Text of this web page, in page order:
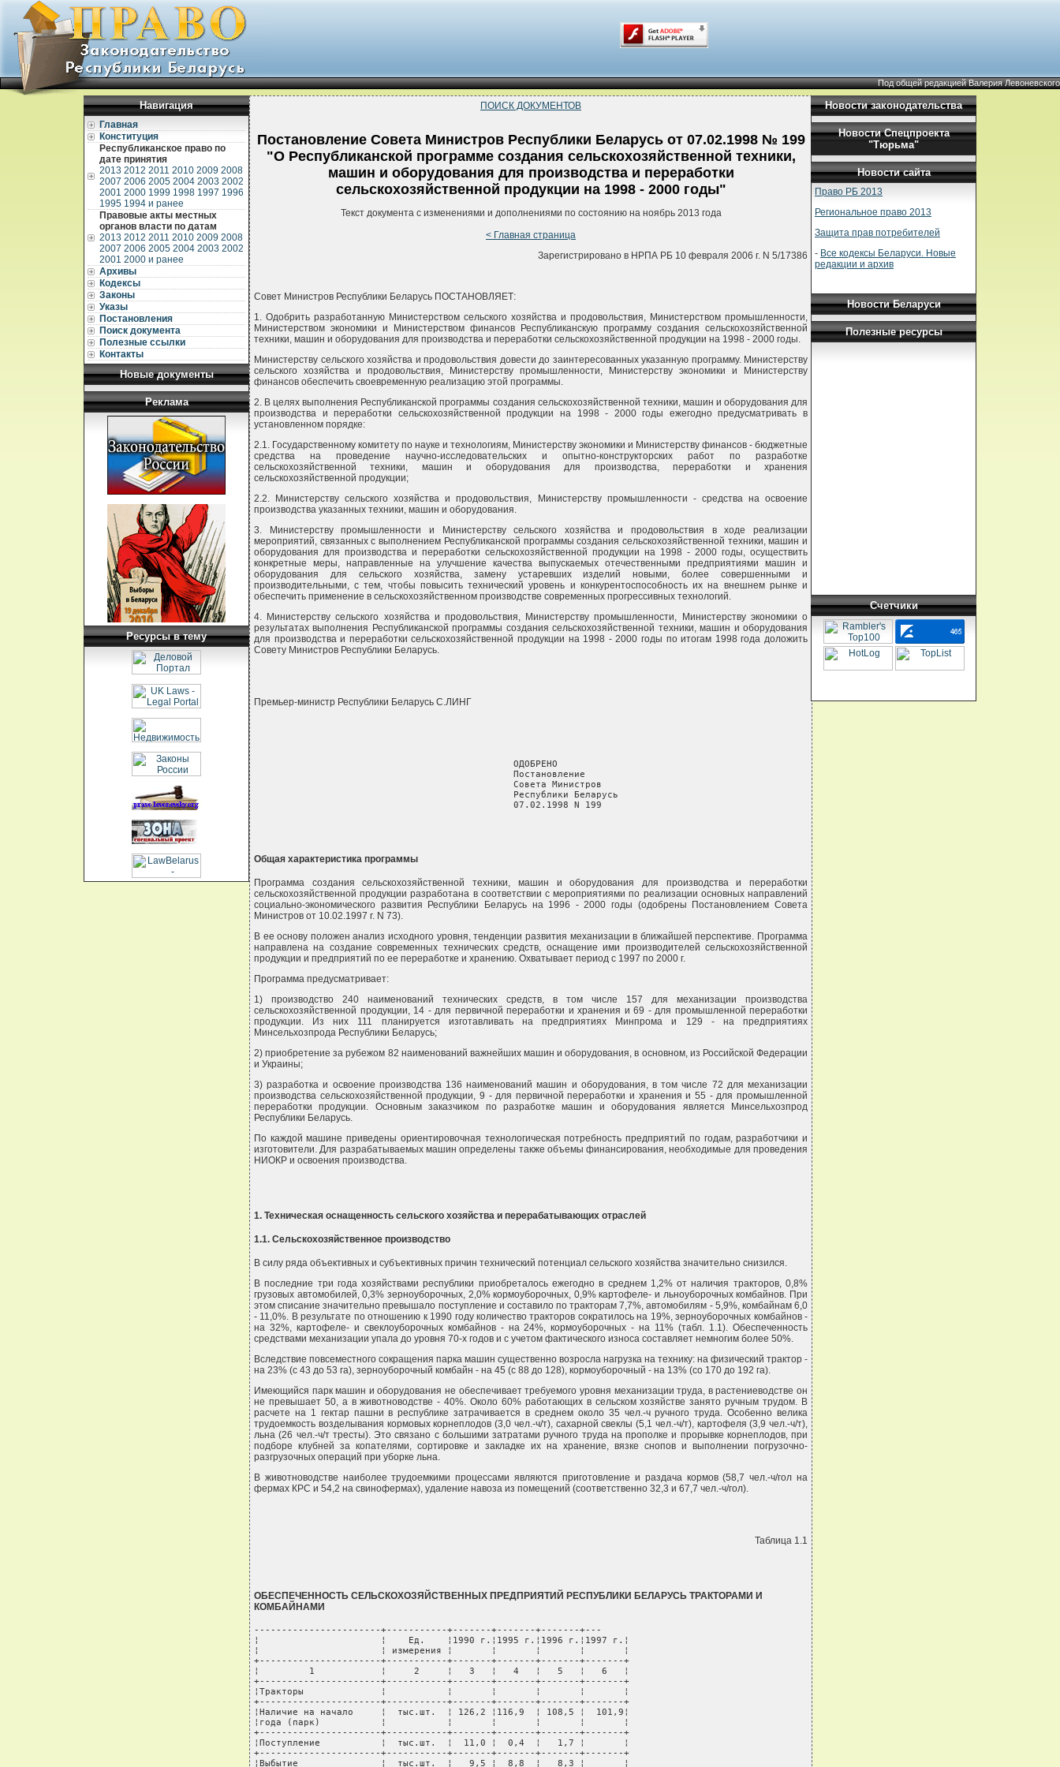
Под общей редакцией Валерия Левоневского
Навигация
Главная
Конституция
Республиканское право по
дате принятия
2013 2012 2011 2010 2009 2008
2007 2006 2005 2004 2003 2002
2001 2000 1999 1998 1997 1996
1995 1994 и ранее
Правовые акты местных
органов власти по датам
2013 2012 2011 2010 2009 2008
2007 2006 2005 2004 2003 2002
2001 2000 и ранее
Архивы
Кодексы
Законы
Указы
Постановления
Поиск документа
Полезные ссылки
Контакты
Новые документы
Реклама
Ресурсы в тему
ПОИСК ДОКУМЕНТОВ
Постановление Совета Министров Республики Беларусь от 07.02.1998 № 199
"О Республиканской программе создания сельскохозяйственной техники,
машин и оборудования для производства и переработки
сельскохозяйственной продукции на 1998 - 2000 годы"
Текст документа с изменениями и дополнениями по состоянию на ноябрь 2013 года
< Главная страница
Зарегистрировано в НРПА РБ 10 февраля 2006 г. N 5/17386
Совет Министров Республики Беларусь ПОСТАНОВЛЯЕТ:
1. Одобрить разработанную Министерством сельского хозяйства и продовольствия, Министерством промышленности,
Министерством экономики и Министерством финансов Республиканскую программу создания сельскохозяйственной
техники, машин и оборудования для производства и переработки сельскохозяйственной продукции на 1998 - 2000 годы.
Министерству сельского хозяйства и продовольствия довести до заинтересованных указанную программу. Министерству
сельского хозяйства и продовольствия, Министерству промышленности, Министерству экономики и Министерству
финансов обеспечить своевременную реализацию этой программы.
2. В целях выполнения Республиканской программы создания сельскохозяйственной техники, машин и оборудования для
производства и переработки сельскохозяйственной продукции на 1998 - 2000 годы ежегодно предусматривать в
установленном порядке:
2.1. Государственному комитету по науке и технологиям, Министерству экономики и Министерству финансов - бюджетные
средства на проведение научно-исследовательских и опытно-конструкторских работ по разработке
сельскохозяйственной техники, машин и оборудования для производства, переработки и хранения
сельскохозяйственной продукции;
2.2. Министерству сельского хозяйства и продовольствия, Министерству промышленности - средства на освоение
производства указанных техники, машин и оборудования.
3. Министерству промышленности и Министерству сельского хозяйства и продовольствия в ходе реализации
мероприятий, связанных с выполнением Республиканской программы создания сельскохозяйственной техники, машин и
оборудования для производства и переработки сельскохозяйственной продукции на 1998 - 2000 годы, осуществить
конкретные меры, направленные на улучшение качества выпускаемых отечественными предприятиями машин и
оборудования для сельского хозяйства, замену устаревших изделий новыми, более совершенными и
производительными, с тем, чтобы повысить технический уровень и конкурентоспособность их на внешнем рынке и
обеспечить применение в сельскохозяйственном производстве современных прогрессивных технологий.
4. Министерству сельского хозяйства и продовольствия, Министерству промышленности, Министерству экономики о
результатах выполнения Республиканской программы создания сельскохозяйственной техники, машин и оборудования
для производства и переработки сельскохозяйственной продукции на 1998 - 2000 годы по итогам 1998 года доложить
Совету Министров Республики Беларусь.
Премьер-министр Республики Беларусь С.ЛИНГ
                                               ОДОБРЕНО
                                               Постановление
                                               Совета Министров
                                               Республики Беларусь
                                               07.02.1998 N 199
Общая характеристика программы
Программа создания сельскохозяйственной техники, машин и оборудования для производства и переработки
сельскохозяйственной продукции разработана в соответствии с мероприятиями по реализации основных направлений
социально-экономического развития Республики Беларусь на 1996 - 2000 годы (одобрены Постановлением Совета
Министров от 10.02.1997 г. N 73).
В ее основу положен анализ исходного уровня, тенденции развития механизации в ближайшей перспективе. Программа
направлена на создание современных технических средств, оснащение ими производителей сельскохозяйственной
продукции и предприятий по ее переработке и хранению. Охватывает период с 1997 по 2000 г.
Программа предусматривает:
1) производство 240 наименований технических средств, в том числе 157 для механизации производства
сельскохозяйственной продукции, 14 - для первичной переработки и хранения и 69 - для промышленной переработки
продукции. Из них 111 планируется изготавливать на предприятиях Минпрома и 129 - на предприятиях
Минсельхозпрода Республики Беларусь;
2) приобретение за рубежом 82 наименований важнейших машин и оборудования, в основном, из Российской Федерации
и Украины;
3) разработка и освоение производства 136 наименований машин и оборудования, в том числе 72 для механизации
производства сельскохозяйственной продукции, 9 - для первичной переработки и хранения и 55 - для промышленной
переработки продукции. Основным заказчиком по разработке машин и оборудования является Минсельхозпрод
Республики Беларусь.
По каждой машине приведены ориентировочная технологическая потребность предприятий по годам, разработчики и
изготовители. Для разрабатываемых машин определены также объемы финансирования, необходимые для проведения
НИОКР и освоения производства.
1. Техническая оснащенность сельского хозяйства и перерабатывающих отраслей
1.1. Сельскохозяйственное производство
В силу ряда объективных и субъективных причин технический потенциал сельского хозяйства значительно снизился.
В последние три года хозяйствами республики приобреталось ежегодно в среднем 1,2% от наличия тракторов, 0,8%
грузовых автомобилей, 0,3% зерноуборочных, 2,0% кормоуборочных, 0,9% картофеле- и льноуборочных комбайнов. При
этом списание значительно превышало поступление и составило по тракторам 7,7%, автомобилям - 5,9%, комбайнам 6,0
- 11,0%. В результате по отношению к 1990 году количество тракторов сократилось на 19%, зерноуборочных комбайнов -
на 32%, картофеле- и свеклоуборочных комбайнов - на 24%, кормоуборочных - на 11% (табл. 1.1). Обеспеченность
средствами механизации упала до уровня 70-х годов и с учетом фактического износа составляет немногим более 50%.
Вследствие повсеместного сокращения парка машин существенно возросла нагрузка на технику: на физический трактор -
на 23% (с 43 до 53 га), зерноуборочный комбайн - на 45 (с 88 до 128), кормоуборочный - на 13% (со 170 до 192 га).
Имеющийся парк машин и оборудования не обеспечивает требуемого уровня механизации труда, в растениеводстве он
не превышает 50, а в животноводстве - 40%. Около 60% работающих в сельском хозяйстве занято ручным трудом. В
расчете на 1 гектар пашни в республике затрачивается в среднем около 35 чел.-ч ручного труда. Особенно велика
трудоемкость возделывания кормовых корнеплодов (3,0 чел.-ч/т), сахарной свеклы (5,1 чел.-ч/т), картофеля (3,9 чел.-ч/т),
льна (26 чел.-ч/т тресты). Это связано с большими затратами ручного труда на прополке и прорывке корнеплодов, при
подборе клубней за копателями, сортировке и закладке их на хранение, вязке снопов и выполнении погрузочно-
разгрузочных операций при уборке льна.
В животноводстве наиболее трудоемкими процессами являются приготовление и раздача кормов (58,7 чел.-ч/гол на
фермах КРС и 54,2 на свинофермах), удаление навоза из помещений (соответственно 32,3 и 67,7 чел.-ч/гол).
Таблица 1.1
ОБЕСПЕЧЕННОСТЬ СЕЛЬСКОХОЗЯЙСТВЕННЫХ ПРЕДПРИЯТИЙ РЕСПУБЛИКИ БЕЛАРУСЬ ТРАКТОРАМИ И
КОМБАЙНАМИ
-----------------------+-----------+-------+-------+-------+---
¦                      ¦    Ед.    ¦1990 г.¦1995 г.¦1996 г.¦1997 г.¦
¦                      ¦ измерения ¦       ¦       ¦       ¦       ¦
+----------------------+-----------+-------+-------+-------+-------+
¦         1            ¦     2     ¦   3   ¦   4   ¦   5   ¦   6   ¦
+----------------------+-----------+-------+-------+-------+-------+
¦Тракторы              ¦           ¦       ¦       ¦       ¦       ¦
+----------------------+-----------+-------+-------+-------+-------+
¦Наличие на начало     ¦  тыс.шт.  ¦ 126,2 ¦116,9  ¦ 108,5 ¦  101,9¦
¦года (парк)           ¦           ¦       ¦       ¦       ¦       ¦
+----------------------+-----------+-------+-------+-------+-------+
¦Поступление           ¦  тыс.шт.  ¦  11,0 ¦  0,4  ¦   1,7 ¦       ¦
+----------------------+-----------+-------+-------+-------+-------+
¦Выбытие               ¦  тыс.шт.  ¦   9,5 ¦  8,8  ¦   8,3 ¦       ¦
Новости законодательства
Новости Спецпроекта
"Тюрьма"
Новости сайта
Право РБ 2013
Региональное право 2013
Защита прав потребителей
- Все кодексы Беларуси. Новые
редакции и архив
Новости Беларуси
Полезные ресурсы
Счетчики